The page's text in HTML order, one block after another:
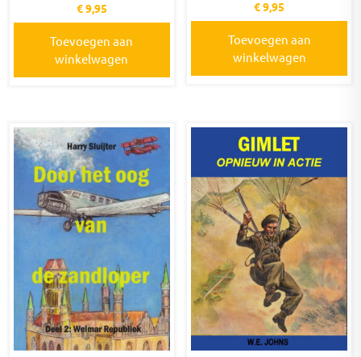
€9,95
Toevoegen aan
winkelwagen
€9,95
Toevoegen aan
winkelwagen